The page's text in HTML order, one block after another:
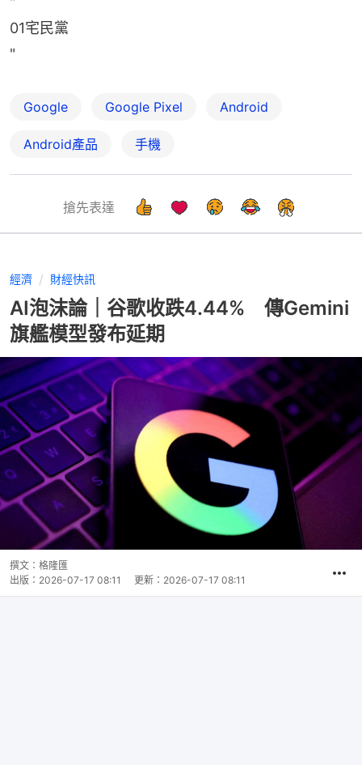
01宅民黨
"
Google Google Pixel Android
Android產品 手機
搶先表達
經濟 財經快訊
AI泡沫論｜谷歌收跌4.44% 傳Gemini
旗艦模型發布延期
撰文： 格隆匯
出版： 2026-07-17 08:11 更新： 2026-07-17 08:11